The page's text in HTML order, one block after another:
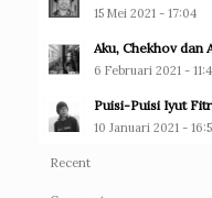
15 Mei 2021 - 17:04
Aku, Chekhov dan
6 Februari 2021 -
Puisi-Puisi Iyut
10 Januari 2021 -
Recent